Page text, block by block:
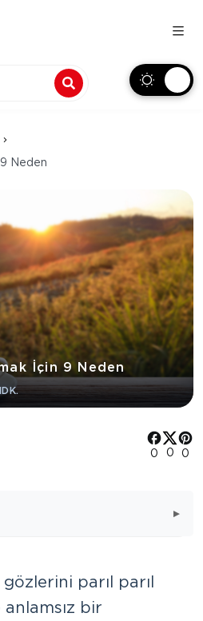
Neden
İçin 9 Neden
0 0 0
gözlerini parıl parıl
bir